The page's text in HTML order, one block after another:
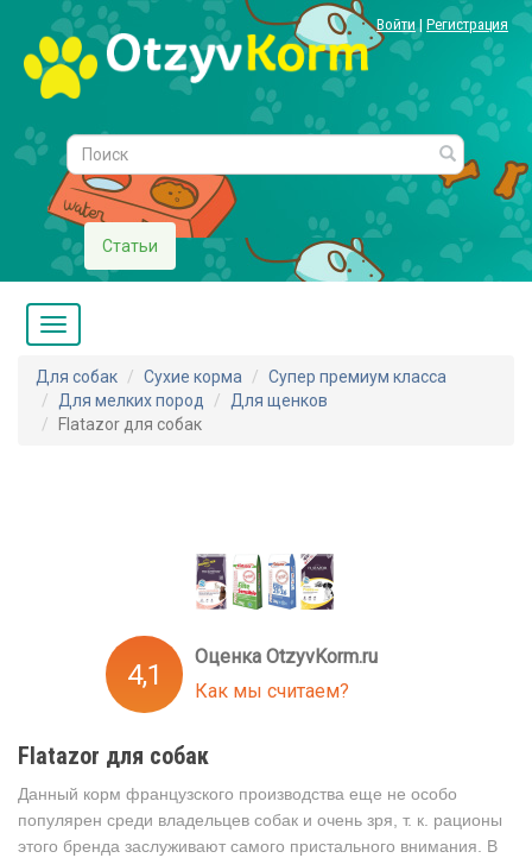
Войти| Регистрация
Статьи
Для собак Сухие корма
Супер премиум класса
Для мелких пород
Для щенков
Flatazor для собак
4,1
Оценка OtzyvKorm.ru
Как мы считаем?
Flatazor для собак
Данный корм французского производства еще не особо
популярен среди владельцев собак и очень зря, т. к. рационы
этого бренда заслуживают самого пристального внимания. В